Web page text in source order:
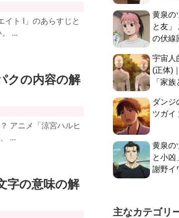
イト I」のあらすじと
...
クの内容の解
アニメ「涼宮ハルヒ
...
字の意味の解
黄泉の
と友」
の伏線
宇宙人
(正体)
「家族
ダンジ
ツガイ
黄泉の
と小凶
謝野イ
主なカテゴリ